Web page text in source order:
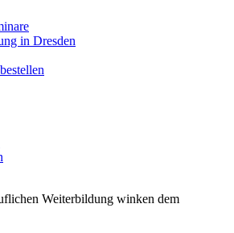
in Dresden